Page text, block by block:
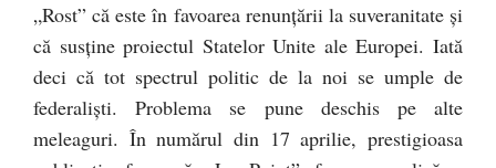
„Rost” că este în favoarea renunțării la suveranitate și
că susține proiectul Statelor Unite ale Europei. Iată
deci că tot spectrul politic de la noi se umple de
federaliști. Problema se pune deschis pe alte
meleaguri. În numărul din 17 aprilie, prestigioasa